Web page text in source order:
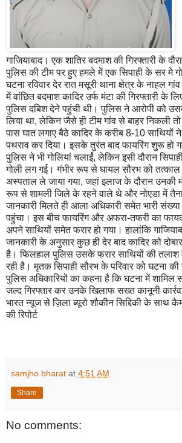
गाजियाबाद। एक शातिर बदमाश की गिरफ्तारी के
पुलिस की टीम पर हुए हमले में एक सिपाही के सर मे
घटना रविवार देर रात मसूरी थाना क्षेत्र के नाहल
में वांछित बदमाश कादिर उर्फ मंटा की गिरफ्तारी के
पुलिस दबिश देने पहुंची थी। पुलिस ने आरोपी को
लिया था, लेकिन जैसे ही टीम गांव से बाहर निकली
पास घात लगाए बैठे कादिर के करीब 8-10 साथियों
पथराव कर दिया। इसके तुरंत बाद फायरिंग शुरू हो
पुलिस ने भी गोलियां चलाईं, लेकिन इसी दौरान
गोली लग गई। गंभीर रूप से घायल सौरभ को तत्काल
अस्पताल ले जाया गया, जहां इलाज के दौरान उनकी
रूप से शामली जिले के रहने वाले थे और नोएडा में
जानकारी मिलते ही आला अधिकारी समेत भारी
पहुंचा। इस बीच फायरिंग और अफरा-तफरी का
अपने साथियों समेत फरार हो गया। हालांकि
जानकारी के अनुसार कुछ ही देर बाद कादिर को
है। फिलहाल पुलिस उसके फरार साथियों की
रही है। मृतक सिपाही सौरभ के परिवार को घटना
पुलिस अधिकारियों का कहना है कि घटना में शामिल
जल्द गिरफ्तार कर उनके खिलाफ सख्त कानूनी
भारत न्यूज से ज़िला ब्यूरो शौकीन सिद्दिकी के साथ
की रिपोर्ट
samjho bharat at 4:51 AM
Share
No comments: